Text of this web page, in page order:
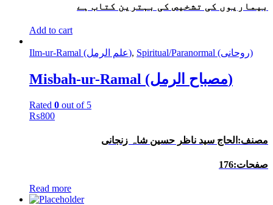
بیماریوں کی تشخیص کی بہترین کتاب ہے
Add to cart
Ilm-ur-Ramal (علم الرمل), Spiritual/Paranormal (روحانی)
Misbah-ur-Ramal (مصباح الرمل)
Rated 0 out of 5
₨800
مصنف:الحاج سید ناظر حسین شاہ زنجانی
صفحات:176
Read more